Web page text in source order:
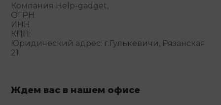
Компания Help-gadget,
ОГРН
ИНН
КПП:
Юридический адрес: г.Гулькевичи, Рязанская
21
Ждем вас в нашем офисе